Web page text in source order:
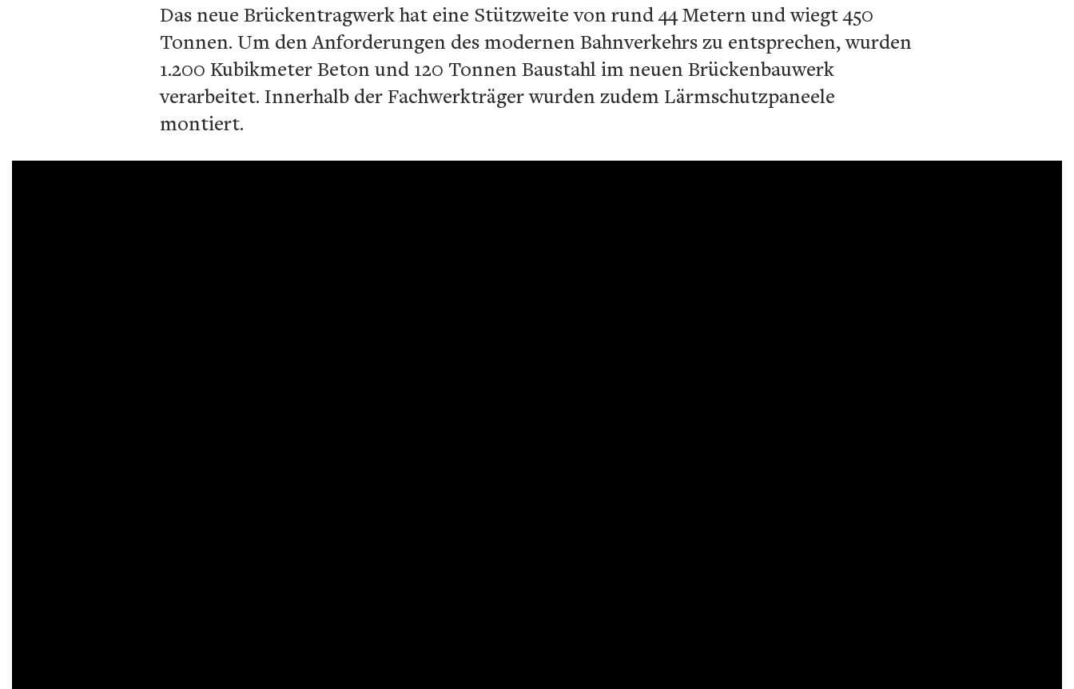
Das neue Brückentragwerk hat eine Stützweite von rund 44 Metern und wiegt 450
Tonnen. Um den Anforderungen des modernen Bahnverkehrs zu entsprechen, wurden
1.200 Kubikmeter Beton und 120 Tonnen Baustahl im neuen Brückenbauwerk
verarbeitet. Innerhalb der Fachwerkträger wurden zudem Lärmschutzpaneele
montiert.